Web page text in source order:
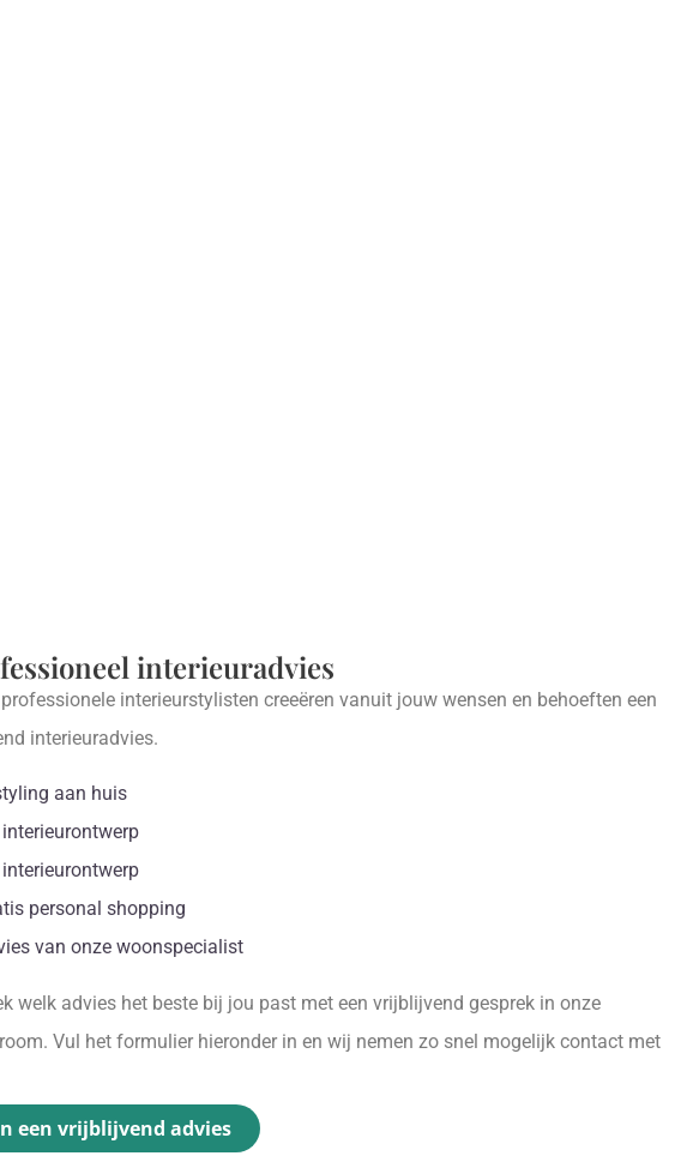
interieuradvies
interieurstylisten creeëren vanuit jouw wensen en behoeften een
interieuradvies.
aan huis
personal shopping
van onze woonspecialist
welk advies het beste bij jou past met een vrijblijvend gesprek in onze
Vul het formulier hieronder in en wij nemen zo snel mogelijk contact met
een vrijblijvend advies